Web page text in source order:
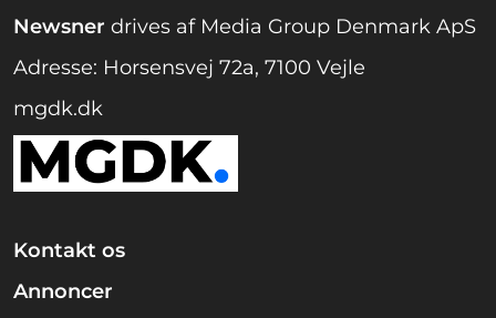
Newsner drives af Media Group Denmark ApS
Adresse: Horsensvej 72a, 7100 Vejle
mgdk.dk
Kontakt os
Annoncer